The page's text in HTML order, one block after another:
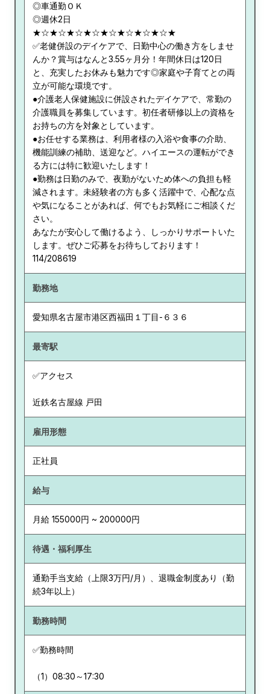
◎車通勤ＯＫ
◎週休2日
★☆★☆★☆★☆★☆★☆★☆★☆★
✅老健併設のデイケアで、日勤中心の働き方をしませ
んか？賞与はなんと3.55ヶ月分！年間休日は120日
と、充実したお休みも魅力です◎家庭や子育てとの両
立が可能な環境です。
●介護老人保健施設に併設されたデイケアで、常勤の
介護職員を募集しています。初任者研修以上の資格を
お持ちの方を対象としています。
●お任せする業務は、利用者様の入浴や食事の介助、
機能訓練の補助、送迎など。ハイエースの運転ができ
る方には特に歓迎いたします！
●勤務は日勤のみで、夜勤がないため体への負担も軽
減されます。未経験者の方も多く活躍中で、心配な点
や気になることがあれば、何でもお気軽にご相談くだ
さい。
あなたが安心して働けるよう、しっかりサポートいた
します。ぜひご応募をお待ちしております！
114/208619
勤務地
愛知県名古屋市港区西福田１丁目-６３６
最寄駅
✅アクセス
近鉄名古屋線 戸田
雇用形態
正社員
給与
月給 155000円 ~ 200000円
待遇・福利厚生
通勤手当支給（上限3万円/月）、退職金制度あり（勤
続3年以上）
勤務時間
✅勤務時間
（1）08:30～17:30